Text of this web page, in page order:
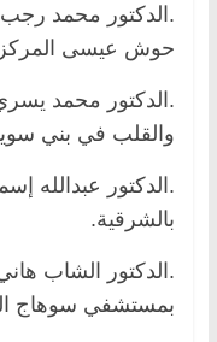
.الدكتور محمد
حوش عيسى
.الدكتور محمد
والقلب في بني
.الدكتور عبدالله
بالشرقية.
.الدكتور الشاب
بمستشفي سوهاج